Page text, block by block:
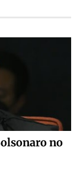
no